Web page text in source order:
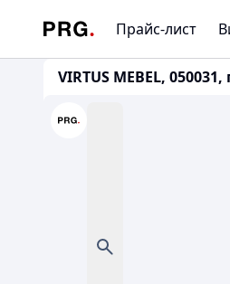
Прайс-лист
VIRTUS MEBEL,